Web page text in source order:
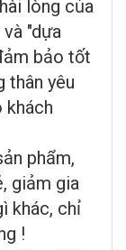
lòng của
"dựa
bảo tốt
thân yêu
khách
phẩm,
giảm gia
khác, chỉ
!